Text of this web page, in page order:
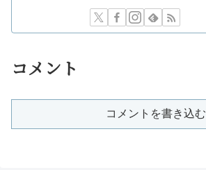
コメント
コメントを書き込む